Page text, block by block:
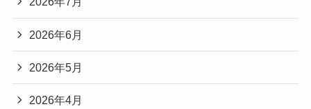
2026年6月
2026年5月
2026年4月